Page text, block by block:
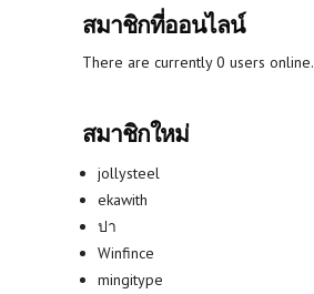
สมาชิกที่ออนไลน์
There are currently 0 users online.
สมาชิกใหม่
jollysteel
ekawith
ปา
Winfince
mingitype